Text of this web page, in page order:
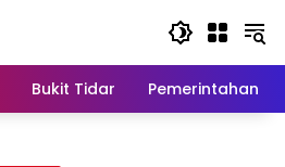
Bukit Tidar Pemerintahan